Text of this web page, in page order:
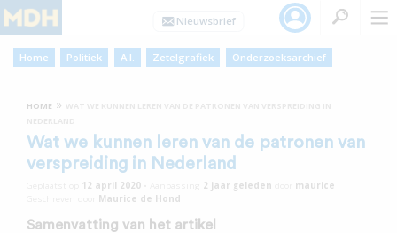
Home Politiek A.I. Zetelgrafiek Onderzoeksarchief
HOME »
Wat we kunnen leren van de patronen van
verspreiding in Nederland
12 april 2020 2 jaar geleden
maurice
Maurice de Hond
Samenvatting van het artikel